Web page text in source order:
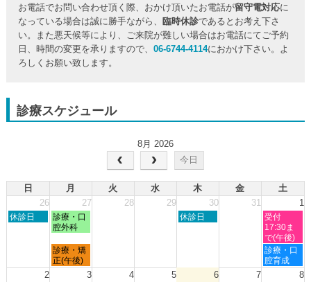
お電話でお問い合わせ頂く際、おかけ頂いたお電話が留守電対応に
なっている場合は誠に勝手ながら、
臨時休診であるとお考え下さ
い。また悪天候等により、ご来院が難しい場合はお電話にてご予約
日、時間の変更を承りますので、06-6744-4114におかけ下さい。よ
ろしくお願い致します。
診療スケジュール
8月 2026
今日
日 月 火 水 木 金
土
26
27 28 29 30 31 1
日
26th
休診日
月
曜
7
月
27th
診療・口
腔外科
木
30th
休診日
土
曜
日,
8
月
1st
受付
17:30ま
で(午後)
月
曜
日,
診療・矯
正(午後)
土
曜
日,
診療・口
腔育成
2 3 4 5 6 7 8